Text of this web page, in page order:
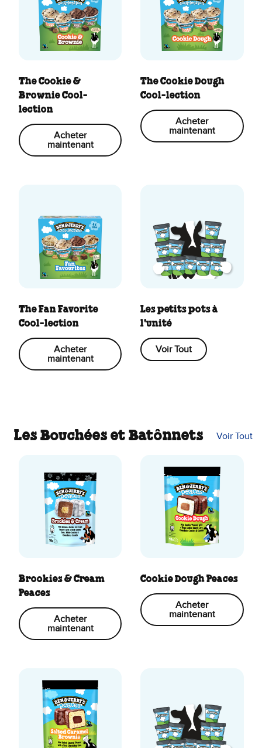
The Cookie &
Brownie Cool-
lection
Acheter
maintenant
The Cookie Dough
Cool-lection
Acheter
maintenant
The Fan Favorite
Cool-lection
Acheter
maintenant
Les petits pots à
l'unité
Voir Tout
Les Bouchées et Batônnets Voir Tout
Brookies & Cream
Peaces
Acheter
maintenant
Cookie Dough Peaces
Acheter
maintenant